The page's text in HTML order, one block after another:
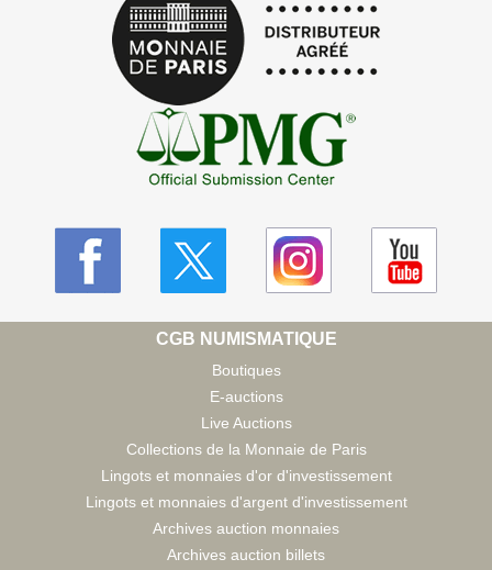
CGB NUMISMATIQUE
Boutiques
E-auctions
Live Auctions
Collections de la Monnaie de Paris
Lingots et monnaies d'or d'investissement
Lingots et monnaies d'argent d'investissement
Archives auction monnaies
Archives auction billets